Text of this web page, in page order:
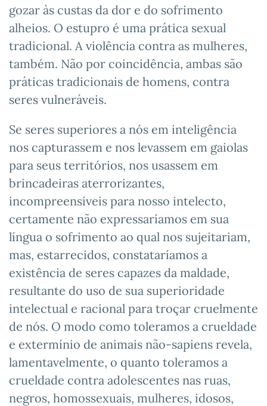
gozar às custas da dor e do sofrimento
alheios. O estupro é uma prática sexual
tradicional. A violência contra as mulheres,
também. Não por coincidência, ambas são
práticas tradicionais de homens, contra
seres vulneráveis.
Se seres superiores a nós em inteligência
nos capturassem e nos levassem em gaiolas
para seus territórios, nos usassem em
brincadeiras aterrorizantes,
incompreensíveis para nosso intelecto,
certamente não expressaríamos em sua
língua o sofrimento ao qual nos sujeitariam,
mas, estarrecidos, constataríamos a
existência de seres capazes da maldade,
resultante do uso de sua superioridade
intelectual e racional para troçar cruelmente
de nós. O modo como toleramos a crueldade
e extermínio de animais não-sapiens revela,
lamentavelmente, o quanto toleramos a
crueldade contra adolescentes nas ruas,
negros, homossexuais, mulheres, idosos,